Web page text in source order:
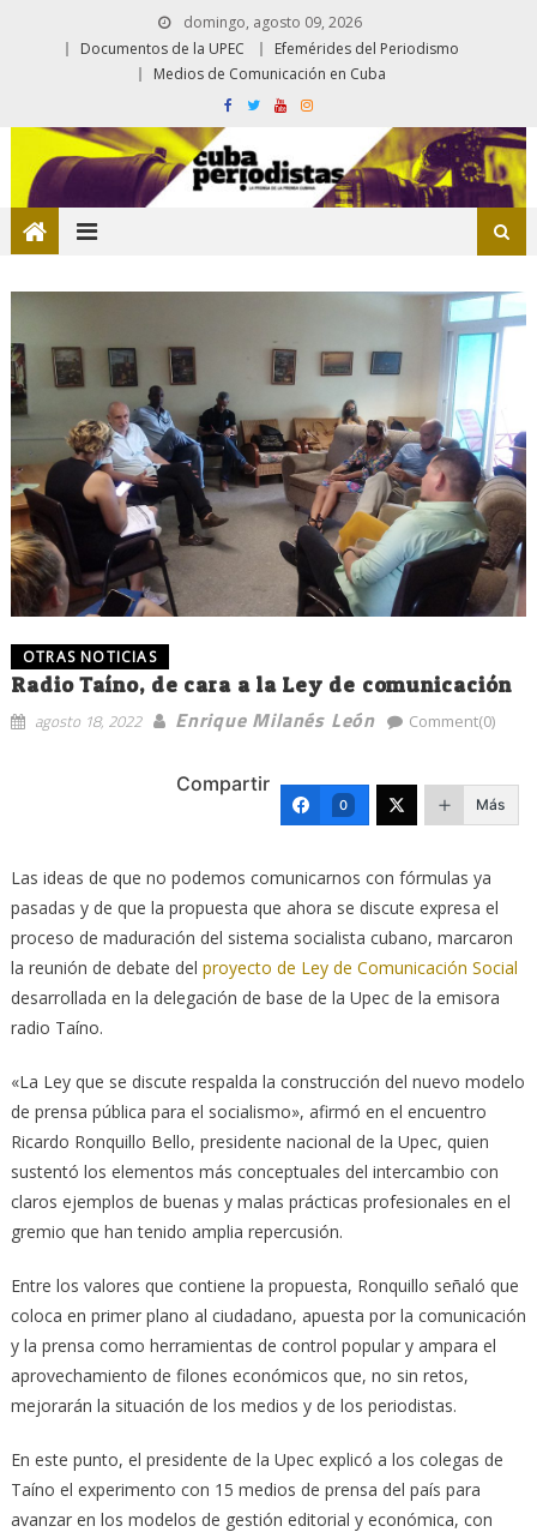
domingo, agosto 09, 2026
Documentos de la UPEC
Efemérides del Periodismo
Medios de Comunicación en Cuba
OTRAS NOTICIAS
Radio Taíno, de cara a la Ley de comunicación
agosto 18, 2022 Enrique Milanés León Comment(0)
Compartir
0 Más
Las ideas de que no podemos comunicarnos con fórmulas ya
pasadas y de que la propuesta que ahora se discute expresa el
proceso de maduración del sistema socialista cubano, marcaron
la reunión de debate del proyecto de Ley de Comunicación Social
desarrollada en la delegación de base de la Upec de la emisora
radio Taíno.
«La Ley que se discute respalda la construcción del nuevo modelo
de prensa pública para el socialismo», afirmó en el encuentro
Ricardo Ronquillo Bello, presidente nacional de la Upec, quien
sustentó los elementos más conceptuales del intercambio con
claros ejemplos de buenas y malas prácticas profesionales en el
gremio que han tenido amplia repercusión.
Entre los valores que contiene la propuesta, Ronquillo señaló que
coloca en primer plano al ciudadano, apuesta por la comunicación
y la prensa como herramientas de control popular y ampara el
aprovechamiento de filones económicos que, no sin retos,
mejorarán la situación de los medios y de los periodistas.
En este punto, el presidente de la Upec explicó a los colegas de
Taíno el experimento con 15 medios de prensa del país para
avanzar en los modelos de gestión editorial y económica, con